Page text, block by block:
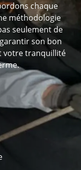
chaque
méthodologie
seulement de
son bon
votre tranquillité